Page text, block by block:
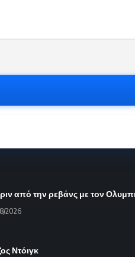
από την ρεβάνς με τον
2026
Ντόιγκ